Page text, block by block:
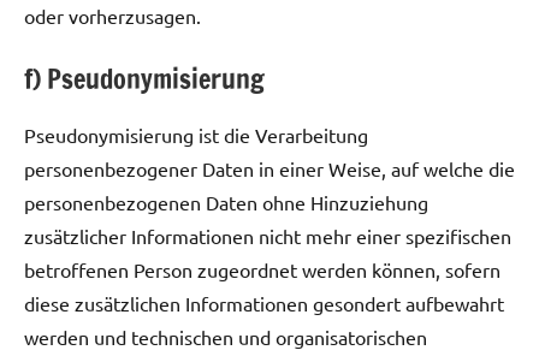
oder vorherzusagen.
f) Pseudonymisierung
Pseudonymisierung ist die Verarbeitung
personenbezogener Daten in einer Weise, auf welche die
personenbezogenen Daten ohne Hinzuziehung
zusätzlicher Informationen nicht mehr einer spezifischen
betroffenen Person zugeordnet werden können, sofern
diese zusätzlichen Informationen gesondert aufbewahrt
werden und technischen und organisatorischen